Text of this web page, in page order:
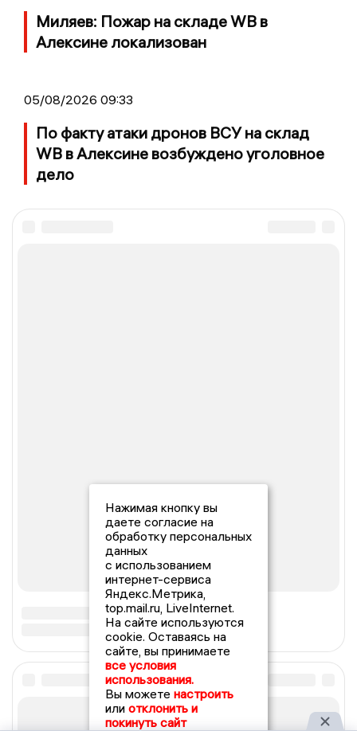
Миляев: Пожар на складе WB в
Алексине локализован
05/08/2026 09:33
По факту атаки дронов ВСУ на склад
WB в Алексине возбуждено уголовное
дело
Нажимая кнопку вы
даете согласие на
обработку персональных
данных
с использованием
интернет-сервиса
Яндекс.Метрика,
top.mail.ru, LiveInternet.
На сайте используются
cookie. Оставаясь на
сайте, вы принимаете
все условия
использования.
Вы можете настроить
или отклонить и
покинуть сайт